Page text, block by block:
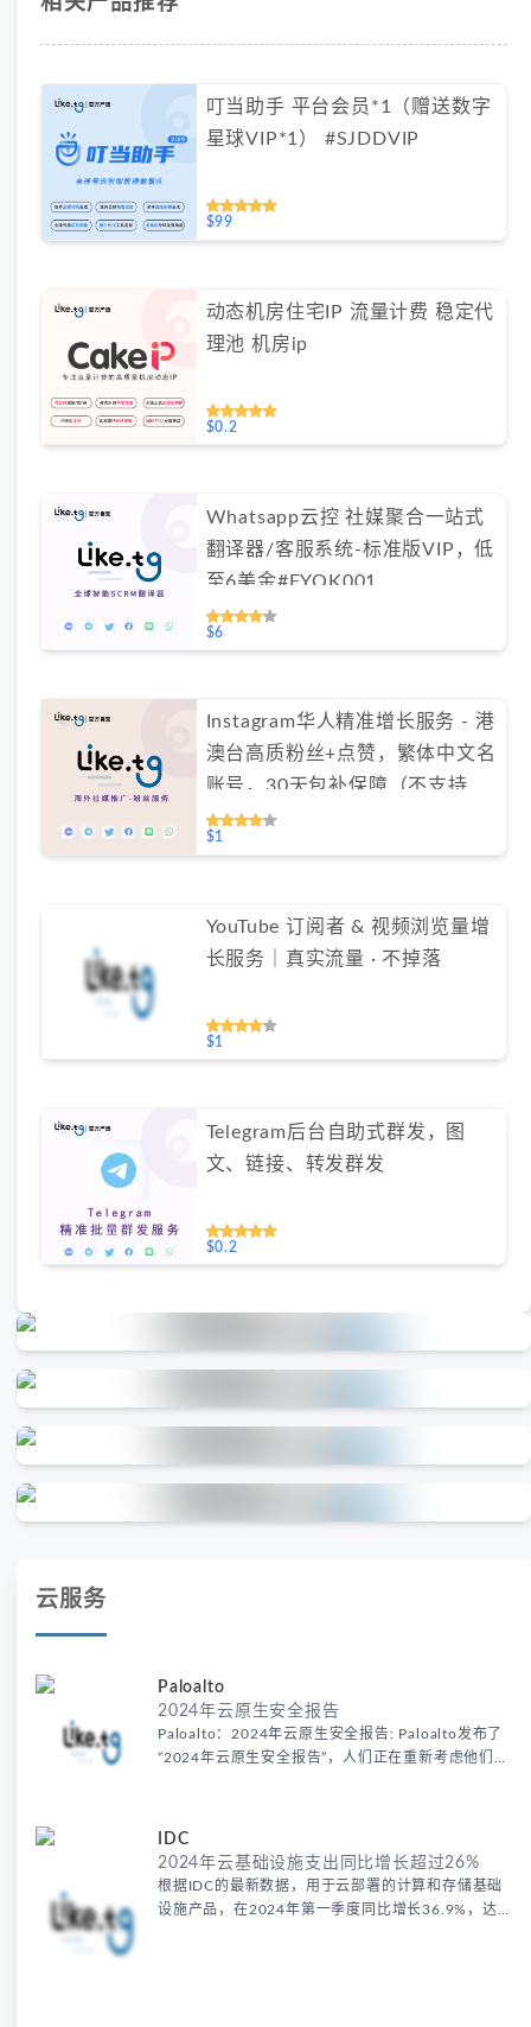
叮当助手 平台会员*1（赠送数字
星球VIP*1） #SJDDVIP
$99
动态机房住宅IP 流量计费 稳定代
理池 机房ip
$0.2
Whatsapp云控 社媒聚合一站式
翻译器/客服系统-标准版VIP，低
至6美金#FYOK001
$6
Instagram华人精准增长服务 - 港
澳台高质粉丝+点赞，繁体中文名
账号，30天包补保障（不支持免
费测试）
$1
YouTube 订阅者 & 视频浏览量增
长服务｜真实流量 · 不掉落
$1
Telegram后台自助式群发，图
文、链接、转发群发
$0.2
云服务
Paloalto
2024年云原生安全报告
Paloalto：2024年云原生安全报告: Paloalto发布了
“2024年云原生安全报告”，人们正在重新考虑他们的
IDC
2024年云基础设施支出同比增长超过26%
根据IDC的最新数据，用于云部署的计算和存储基础
设施产品，在2024年第一季度同比增长36.9%，达